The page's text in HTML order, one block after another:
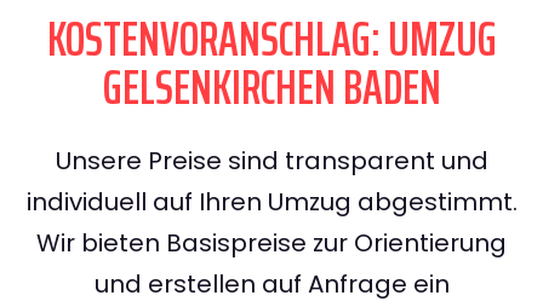
KOSTENVORANSCHLAG: UMZUG
GELSENKIRCHEN BADEN
Unsere Preise sind transparent und
individuell auf Ihren Umzug abgestimmt.
Wir bieten Basispreise zur Orientierung
und erstellen auf Anfrage ein